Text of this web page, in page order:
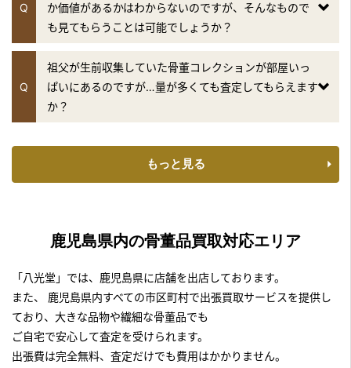
Q
か価値があるかはわからないのですが、そんなもので
も見てもらうことは可能でしょうか？
Q
祖父が生前収集していた骨董コレクションが部屋いっ
ぱいにあるのですが…量が多くても査定してもらえます
か？
もっと見る
鹿児島県内の骨董品買取対応エリア
「八光堂」では、鹿児島県に店舗を出店しております。
また、 鹿児島県内すべての市区町村で出張買取サービスを提供し
ており、大きな品物や繊細な骨董品でも
ご自宅で安心して査定を受けられます。
出張費は完全無料、査定だけでも費用はかかりません。